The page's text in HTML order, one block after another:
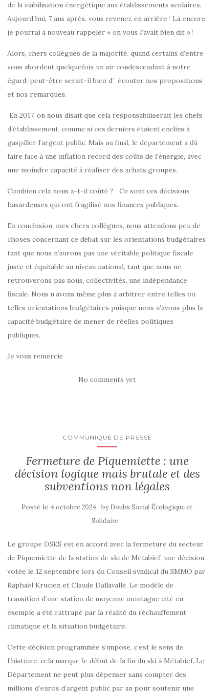
de la viabilisation énergétique aux établissements scolaires.
Aujourd’hui, 7 ans après, vous revenez en arrière ! Là encore
je pourrai à nouveau rappeler « on vous l’avait bien dit » !
Alors, chers collègues de la majorité, quand certains d’entre
vous abordent quelquefois un air condescendant à notre
égard, peut-être serait-il bien d’ écouter nos propositions
et nos remarques.
En 2017, on nous disait que cela responsabiliserait les chefs
d’établissement, comme si ces derniers étaient enclins à
gaspiller l’argent public. Mais au final, le département a dû
faire face à une inflation record des coûts de l’énergie, avec
une moindre capacité à réaliser des achats groupés.
Combien cela nous a-t-il coûté ? Ce sont ces décisions
hasardeuses qui ont fragilisé nos finances publiques.
En conclusion, mes chers collègues, nous attendons peu de
choses concernant ce débat sur les orientations budgétaires
tant que nous n’aurons pas une véritable politique fiscale
juste et équitable au niveau national, tant que nous ne
retrouverons pas nous, collectivités, une indépendance
fiscale. Nous n’avons même plus à arbitrer entre telles ou
telles orientations budgétaires puisque nous n’avons plus la
capacité budgétaire de mener de réelles politiques
publiques.
Je vous remercie
No comments yet
COMMUNIQUÉ DE PRESSE
Fermeture de Piquemiette : une
décision logique mais brutale et des
subventions non légales
Posté le 4 octobre 2024 by Doubs Social Écologique et
Solidaire
Le groupe DSES est en accord avec la fermeture du secteur
de Piquemiette de la station de ski de Métabief, une décision
votée le 12 septembre lors du Conseil syndical du SMMO par
Raphaël Krucien et Claude Dallavalle. Le modèle de
transition d’une station de moyenne montagne cité en
exemple a été rattrapé par la réalité du réchauffement
climatique et la situation budgétaire.
Cette décision programmée s’impose, c’est le sens de
l’histoire, cela marque le début de la fin du ski à Métabief. Le
Département ne peut plus dépenser sans compter des
millions d’euros d’argent public par an pour soutenir une